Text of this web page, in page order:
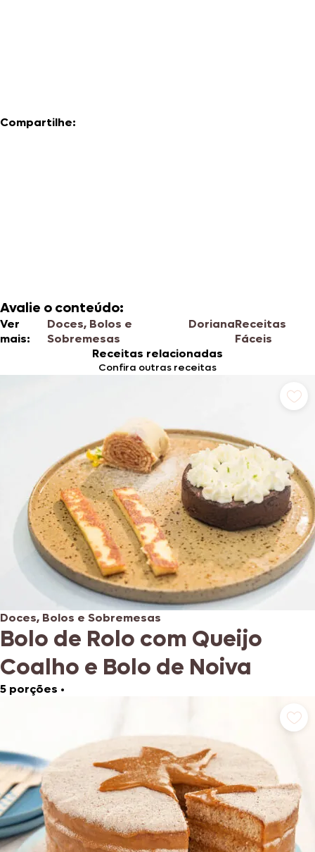
Compartilhe:
Avalie o conteúdo:
Ver
mais:
Doces, Bolos e
Sobremesas
DorianaReceitas
Fáceis
Receitas relacionadas
Confira outras receitas
Doces, Bolos e Sobremesas
Bolo de Rolo com Queijo
Coalho e Bolo de Noiva
5 porções •